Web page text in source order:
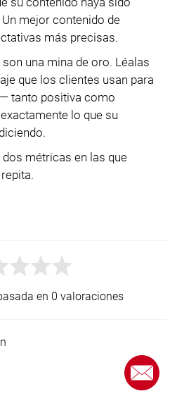
mejor contenido de
más precisas.
son una mina de oro. Léalas
que los clientes usan para
tanto positiva como
lo que su
métricas en las que
en 0 valoraciones